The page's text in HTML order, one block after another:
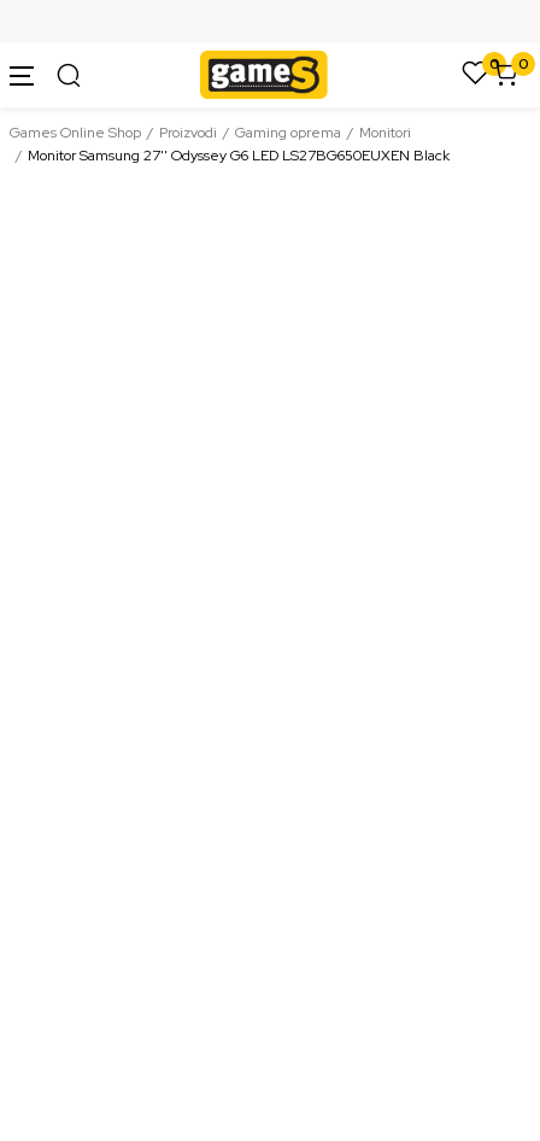
0 0
Games Online Shop Proizvodi Gaming oprema
Monitori
Monitor Samsung 27'' Odyssey G6 LED LS27BG650EUXEN Black